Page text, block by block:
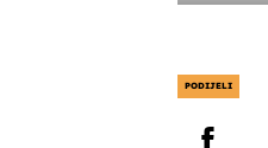
PODIJELI